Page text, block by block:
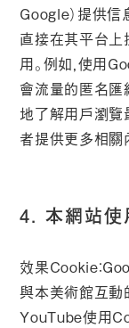
Google）提供
直接在其平台
用。例如，使用
會流量的匿名匯
地了解用戶瀏覽
者提供更多相關
4. 本網站使
效果Cookie：
與本美術館互動
YouTube使用